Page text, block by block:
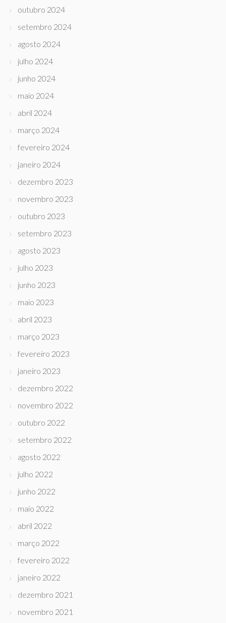
outubro 2024
setembro 2024
agosto 2024
julho 2024
junho 2024
maio 2024
abril 2024
março 2024
fevereiro 2024
janeiro 2024
dezembro 2023
novembro 2023
outubro 2023
setembro 2023
agosto 2023
julho 2023
junho 2023
maio 2023
abril 2023
março 2023
fevereiro 2023
janeiro 2023
dezembro 2022
novembro 2022
outubro 2022
setembro 2022
agosto 2022
julho 2022
junho 2022
maio 2022
abril 2022
março 2022
fevereiro 2022
janeiro 2022
dezembro 2021
novembro 2021